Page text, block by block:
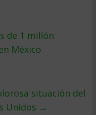
de 1 millón
México
situación del
Unidos →